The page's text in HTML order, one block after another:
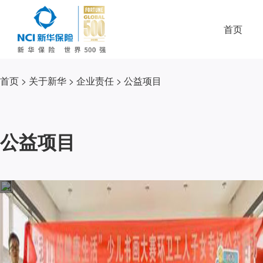
首页
首页 > 关于新华 > 企业责任 > 公益项目
公益项目
他